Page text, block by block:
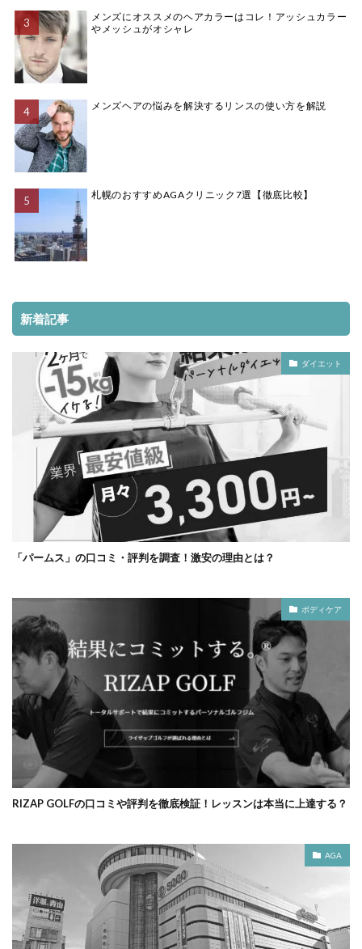
メンズにオススメのヘアカラーはコレ！アッシュカラー
やメッシュがオシャレ
メンズヘアの悩みを解決するリンスの使い方を解説
札幌のおすすめAGAクリニック7選【徹底比較】
新着記事
ダイエット
「パームス」の口コミ・評判を調査！激安の理由とは？
ボディケア
RIZAP GOLFの口コミや評判を徹底検証！レッスンは本当に上達する？
AGA